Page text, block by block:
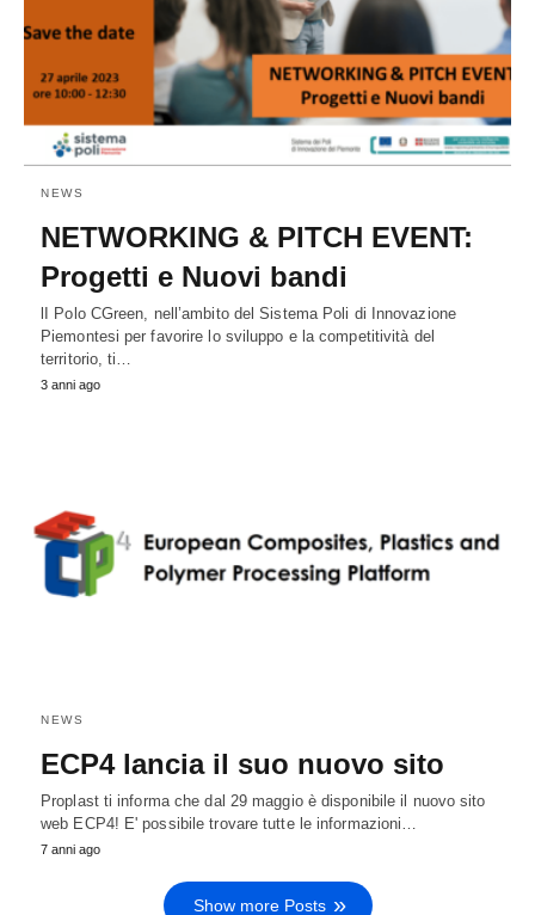
NEWS
NETWORKING & PITCH EVENT:
Progetti e Nuovi bandi
lI Polo CGreen, nell’ambito del Sistema Poli di Innovazione
Piemontesi per favorire lo sviluppo e la competitività del
territorio, ti…
3 anni ago
NEWS
ECP4 lancia il suo nuovo sito
Proplast ti informa che dal 29 maggio è disponibile il nuovo sito
web ECP4! E' possibile trovare tutte le informazioni…
7 anni ago
Show more Posts